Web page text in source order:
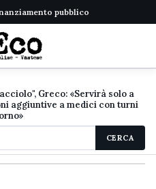
pubblico
Greco: «Servirà solo a
aggiuntive a medici con turni
CERCA